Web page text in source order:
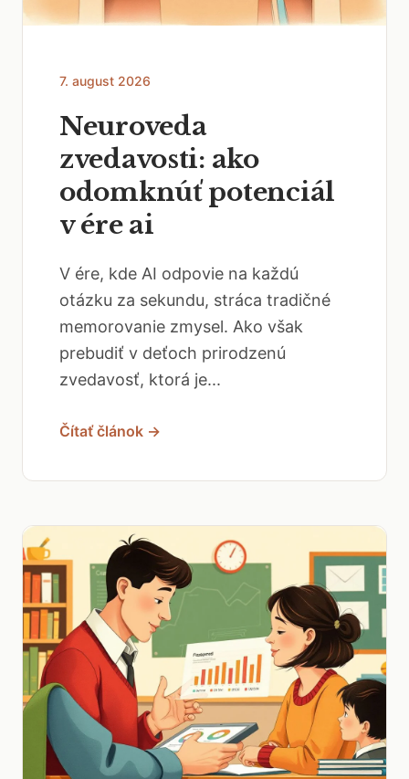
7. august 2026
Neuroveda
zvedavosti: ako
odomknúť potenciál
v ére ai
V ére, kde AI odpovie na každú
otázku za sekundu, stráca tradičné
memorovanie zmysel. Ako však
prebudiť v deťoch prirodzenú
zvedavosť, ktorá je...
Čítať článok →